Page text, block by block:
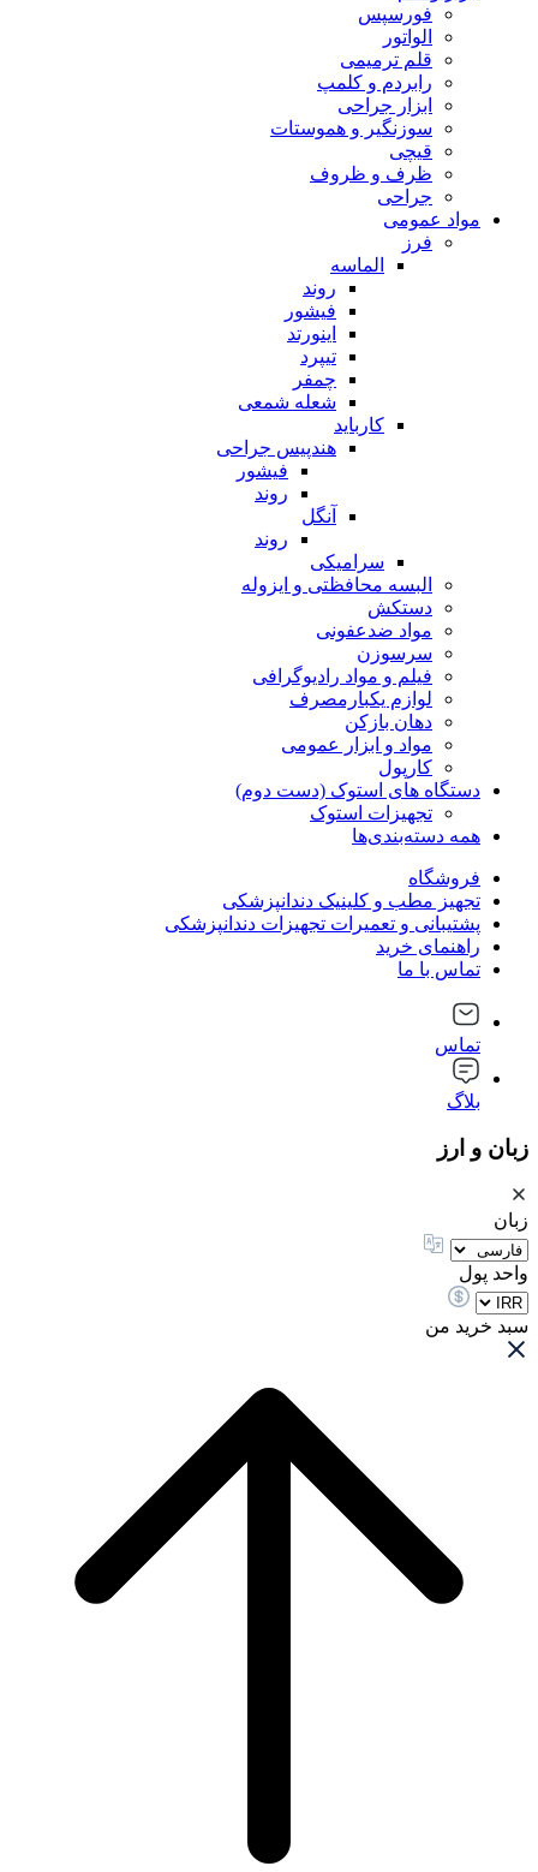
فورسپس
الواتور
قلم ترمیمی
رابردم و کلمپ
ابزار جراحی
سوزنگیر و هموستات
قیچی
ظرف و ظروف
جراحی
مواد عمومی
فرز
الماسه
روند
فیشور
اینورتد
تیپرد
چمفر
شعله شمعی
کارباید
هندپیس جراحی
فیشور
روند
آنگل
روند
سرامیکی
البسه محافظتی و ایزوله
دستکش
مواد ضدعفونی
سرسوزن
فیلم و مواد رادیوگرافی
لوازم یکبارمصرف
دهان بازکن
مواد و ابزار عمومی
کارپول
دستگاه های استوک (دست دوم)
تجهیزات استوک
همه دسته‌بندی‌ها
فروشگاه
تجهیز مطب و کلینیک دندانپزشکی
پشتیبانی و تعمیرات تجهیزات دندانپزشکی
راهنمای خرید
تماس با ما
تماس
بلاگ
زبان و ارز
زبان
واحد پول
سبد خرید من